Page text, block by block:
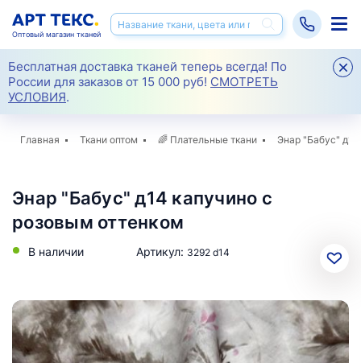
Бесплатная доставка тканей теперь всегда! По
России для заказов от 15 000 руб! СМОТРЕТЬ
УСЛОВИЯ.
Оптовый магазин тканей
Главная Ткани оптом 🌈 Плательные ткани Энар "Бабус" д14
Энар "Бабус" д14 капучино с
розовым оттенком
В наличии Артикул: 3292 d14